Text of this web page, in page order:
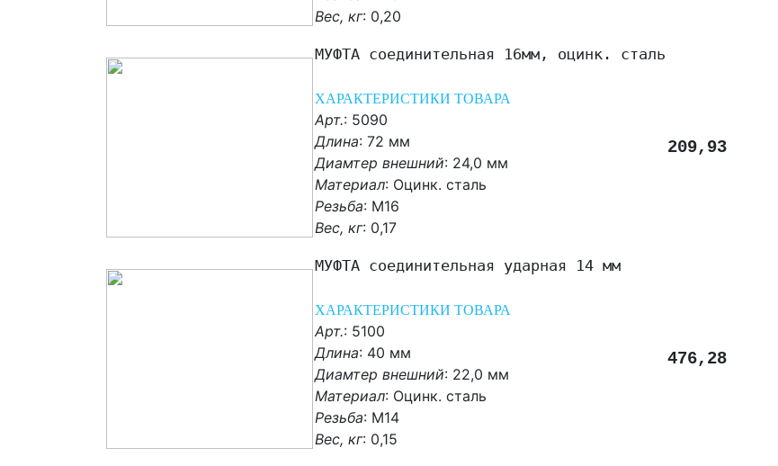
Вес, кг: 0,20
МУФТА соединительная 16мм, оцинк. сталь
ХАРАКТЕРИСТИКИ ТОВАРА
Арт.: 5090
Длина: 72 мм
Диамтер внешний: 24,0 мм
Материал: Оцинк. сталь
Резьба: М16
Вес, кг: 0,17
209,93
МУФТА соединительная ударная 14 мм
ХАРАКТЕРИСТИКИ ТОВАРА
Арт.: 5100
Длина: 40 мм
Диамтер внешний: 22,0 мм
Материал: Оцинк. сталь
Резьба: М14
Вес, кг: 0,15
476,28